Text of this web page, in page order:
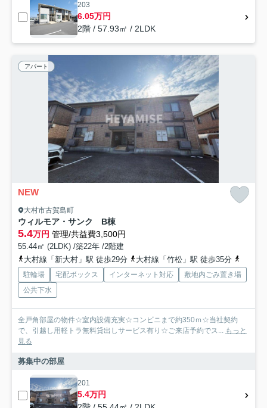
203
6.05万円
2階 / 57.93㎡ / 2LDK
アパート
NEW
大村市古賀島町
ウィルモア・サンク B棟
5.4万円 管理/共益費3,500円
55.44㎡ (2LDK) /築22年 /2階建
大村線「新大村」駅 徒歩29分
大村線「竹松」駅 徒歩35分
駐輪場 宅配ボックス インターネット対応
敷地内ごみ置き場
公共下水
全戸角部屋の物件☆室内設備充実☆コンビニまで約350ｍ☆当社契約
で、引越し用軽トラ無料貸出しサービス有り☆ご来店予約でス... もっと
見る
募集中の部屋
201
5.4万円